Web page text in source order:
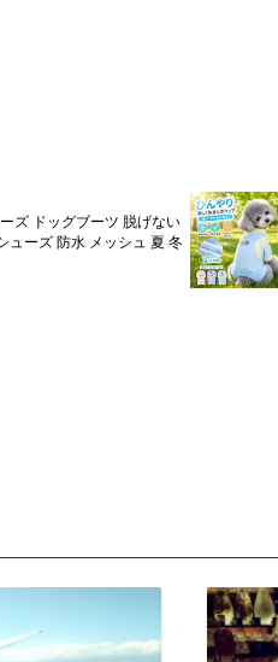
ズ ドッグブーツ 脱げない
ューズ 防水 メッシュ 夏 冬